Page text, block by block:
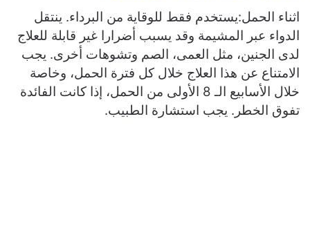
اثناء الحمل:يستخدم فقط للوقاية من البرداء. ينتقل
الدواء عبر المشيمة وقد يسبب أضرارا غير قابلة للعلاج
لدى الجنين، مثل العمى، الصم وتشوهات أخرى. يجب
الامتناع عن هذا العلاج خلال كل فترة الحمل، وخاصة
خلال الأسابيع الـ 8 الأولى من الحمل، إذا كانت الفائدة
تفوق الخطر. يجب استشارة الطبيب.